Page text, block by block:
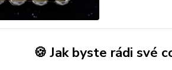
🍪 Jak byste rádi své